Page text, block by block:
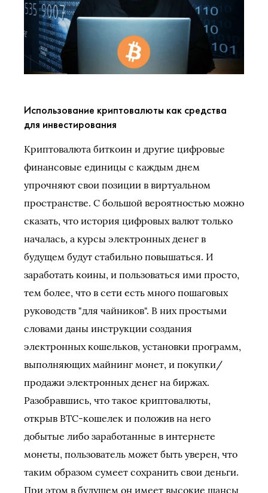
Использование криптовалюты как средства
для инвестирования
Криптовалюта биткоин и другие цифровые
финансовые единицы с каждым днем
упрочняют свои позиции в виртуальном
пространстве. С большой вероятностью можно
сказать, что история цифровых валют только
началась, а курсы электронных денег в
будущем будут стабильно повышаться. И
заработать коины, и пользоваться ими просто,
тем более, что в сети есть много пошаговых
руководств "для чайников". В них простыми
словами даны инструкции создания
электронных кошельков, установки программ,
выполняющих майнинг монет, и покупки/
продажи электронных денег на биржах.
Разобравшись, что такое криптовалюты,
открыв BTC-кошелек и положив на него
добытые либо заработанные в интернете
монеты, пользователь может быть уверен, что
таким образом сумеет сохранить свои деньги.
При этом в будущем он имеет высокие шансы